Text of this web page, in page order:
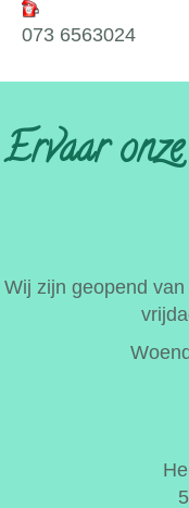
073 6563024
Ervaar onze
Wij zijn geopend